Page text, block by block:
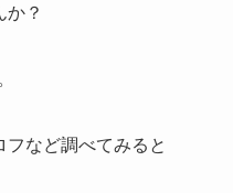
か？
など調べてみると